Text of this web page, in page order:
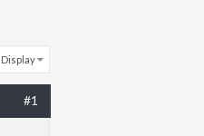
Display
#1